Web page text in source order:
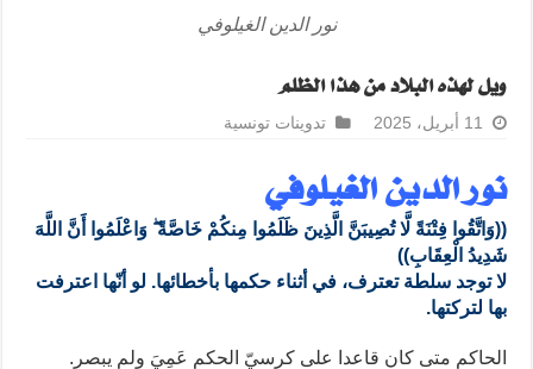
نور الدين الغيلوفي
ويل لهذه البلاد من هذا الظلم
11 أبريل، 2025 تدوينات تونسية
نور الدين الغيلوفي
((وَاتَّقُوا فِتْنَةً لَّا تُصِيبَنَّ الَّذِينَ ظَلَمُوا مِنكُمْ خَاصَّةً ۖ وَاعْلَمُوا أَنَّ اللَّهَ
شَدِيدُ الْعِقَابِ))
لا توجد سلطة تعترف، في أثناء حكمها بأخطائها. لو أنّها اعترفت
بها لتركتها.
الحاكم متى كان قاعدا على كرسيّ الحكم عَمِيَ ولم يبصر.